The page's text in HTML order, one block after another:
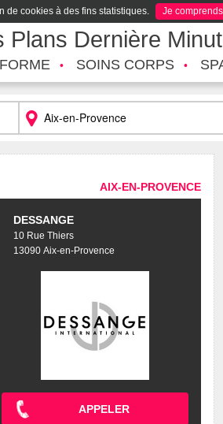
de cookies à des fins statistiques. Je comprends
Plans Dernière
FORME SOINS CORPS
AIX-EN-PROVENCE
DESSANGE
10 Rue Thiers
13090 Aix-en-Provence
APPELER